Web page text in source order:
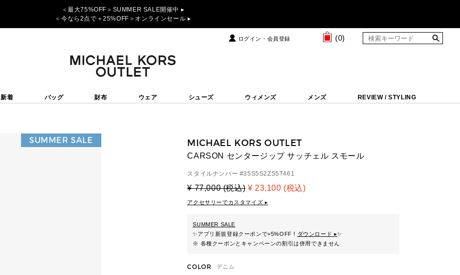
＜最大75%OFF＞SUMMER SALE開催中 ▸
＜今なら2点で＋25%OFF＞オンラインセール ▸
ログイン・会員登録 (0)
新着 バッグ 財布 ウェア シューズ ウィメンズ メンズ REVIEW / STYLING
SUMMER SALE MICHAEL KORS OUTLET
CARSON センタージップ サッチェル スモール
スタイルナンバー #35S5S2ZS5T461
¥ 77,000 (税込) ¥ 23,100 (税込)
アクセサリーでカスタマイズ ▸
SUMMER SALE
✨アプリ新規登録クーポンで+5%OFF ! ダウンロード ▸✨
※ 各種クーポンとキャンペーンの割引は併用できません
COLOR デニム